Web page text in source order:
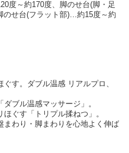
度～約170度、脚のせ台(脚・足
せ台(フラット部)…約15度～約
す。ダブル温感 リアルプロ、
ブル温感マッサージ」。
ぐす「トリプル揉ねつ」。
まわり・脚まわりを心地よく伸ば